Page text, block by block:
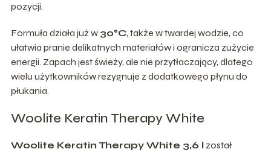
pozycji.
Formuła działa już w 30°C, także w twardej wodzie, co
ułatwia pranie delikatnych materiałów i ogranicza zużycie
energii. Zapach jest świeży, ale nie przytłaczający, dlatego
wielu użytkowników rezygnuje z dodatkowego płynu do
płukania.
Woolite Keratin Therapy White
Woolite Keratin Therapy White 3,6 l został